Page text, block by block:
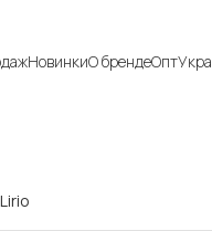
НовинкиО брендеОпт